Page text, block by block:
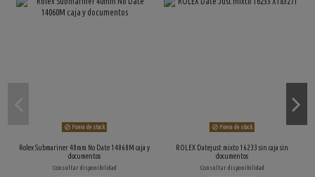
Fuera de stock
Rolex Submariner 40mm No Date 14060M caja y
documentos
Consultar disponibilidad
Fuera de stock
ROLEX Datejust mixto 16233 sin caja sin
documentos
Consultar disponibilidad